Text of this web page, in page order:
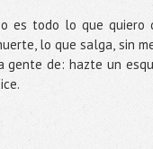
es todo lo que quiero
lo que salga, sin
de: hazte un